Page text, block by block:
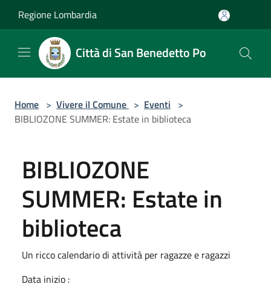
Regione Lombardia
Città di San Benedetto Po
Home > Vivere il Comune > Eventi >
BIBLIOZONE SUMMER: Estate in biblioteca
BIBLIOZONE
SUMMER: Estate in
biblioteca
Un ricco calendario di attività per ragazze e ragazzi
Data inizio :